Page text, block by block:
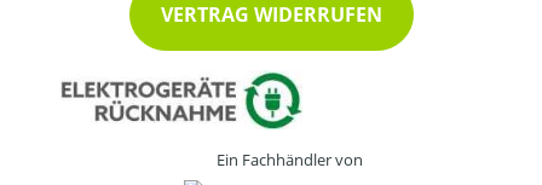
VERTRAG WIDERRUFEN
Ein Fachhändler von